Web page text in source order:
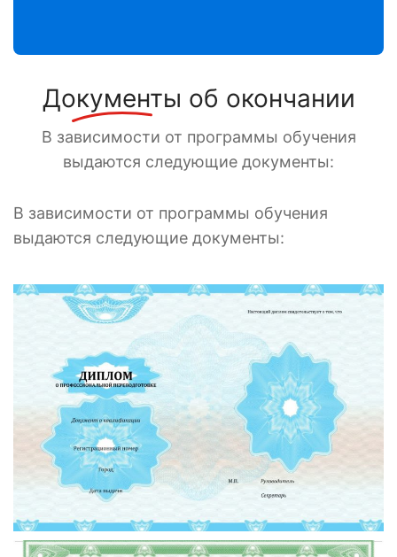
Документы об окончании
В зависимости от программы обучения
выдаются следующие документы:
В зависимости от программы обучения
выдаются следующие документы: